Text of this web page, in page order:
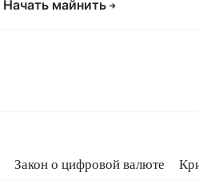
Начать майнить
Закон о цифровой валюте